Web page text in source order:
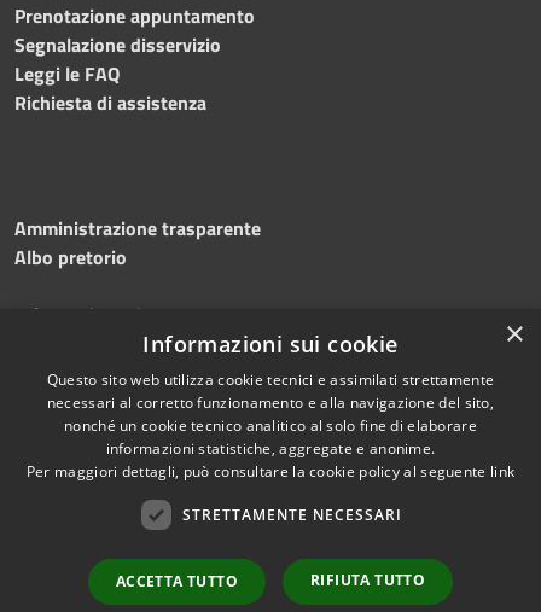
Prenotazione appuntamento
Segnalazione disservizio
Leggi le FAQ
Richiesta di assistenza
Amministrazione trasparente
Albo pretorio
Informativa privacy
Dichiarazione di accessibilità
Mappa del sito
Copyright © 2026 • Comune di
Silvi • Powered by
redazione
×
Informazioni sui cookie
Questo sito web utilizza cookie tecnici e assimilati strettamente
necessari al corretto funzionamento e alla navigazione del sito,
nonché un cookie tecnico analitico al solo fine di elaborare
informazioni statistiche, aggregate e anonime.
Per maggiori dettagli, può consultare la cookie policy al seguente link
STRETTAMENTE NECESSARI
ACCETTA TUTTO RIFIUTA TUTTO